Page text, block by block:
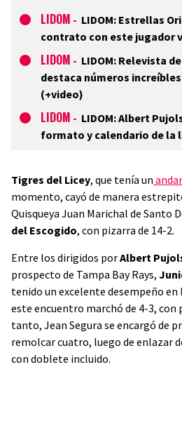
LIDOM - LIDOM: Estrellas
contrato con este jugador
LIDOM - LIDOM: Relevista
destaca números
(+video)
LIDOM - LIDOM: Albert
formato y calendario de la
Tigres del Licey, que tenía un
momento, cayó de manera
Quisqueya Juan Marichal de Santo
del Escogido, con pizarra de 14-2.
Entre los dirigidos porAlbert
prospecto de Tampa Bay Rays,
tenido un excelente desempeño en
este encuentro marchó de 4-3, con
tanto, Jean Segura se encargó de
remolcar cuatro, luego de enlazar
con doblete incluido.